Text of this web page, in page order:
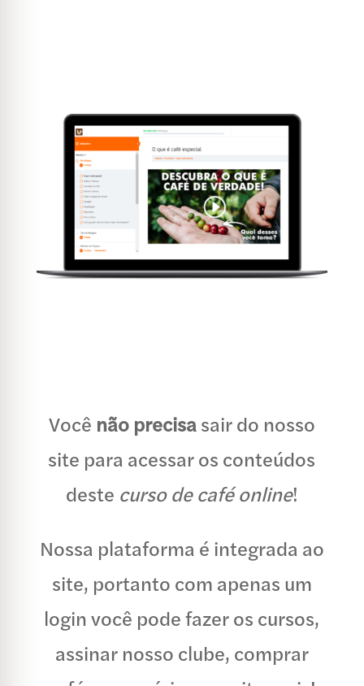
Você não precisasair do nosso
site para acessar os conteúdos
deste curso de café online!
Nossa plataforma é integrada ao
site, portanto com apenas um
login você pode fazer os cursos,
assinar nosso clube, comprar